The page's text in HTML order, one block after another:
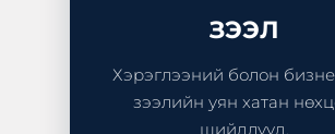
ЗЭЭЛ
Хэрэглээний болон
зээлийн уян хатан
шийдлүүд.